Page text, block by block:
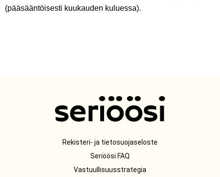
(pääsääntöisesti kuukauden kuluessa).
Rekisteri- ja tietosuojaseloste
Seriöösi FAQ
Vastuullisuusstrategia